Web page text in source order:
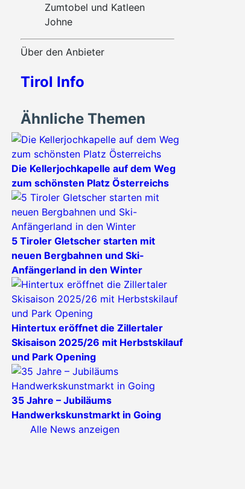
Zumtobel und Katleen
Johne
Über den Anbieter
Tirol Info
Ähnliche Themen
Die Kellerjochkapelle auf dem Weg
zum schönsten Platz Österreichs
5 Tiroler Gletscher starten mit
neuen Bergbahnen und Ski-
Anfängerland in den Winter
Hintertux eröffnet die Zillertaler
Skisaison 2025/26 mit Herbstskilauf
und Park Opening
35 Jahre – Jubiläums
Handwerkskunstmarkt in Going
Alle News anzeigen